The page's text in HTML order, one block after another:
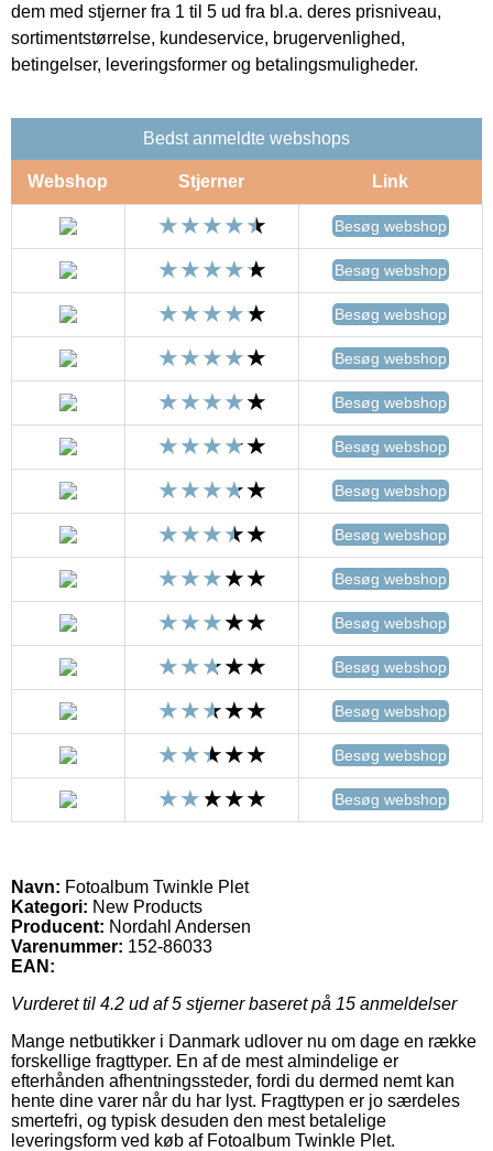
dem med stjerner fra 1 til 5 ud fra bl.a. deres prisniveau,
sortimentstørrelse, kundeservice, brugervenlighed,
betingelser, leveringsformer og betalingsmuligheder.
Bedst anmeldte webshops
Webshop Stjerner Link
Besøg webshop
Besøg webshop
Besøg webshop
Besøg webshop
Besøg webshop
Besøg webshop
Besøg webshop
Besøg webshop
Besøg webshop
Besøg webshop
Besøg webshop
Besøg webshop
Besøg webshop
Besøg webshop
Navn: Fotoalbum Twinkle Plet
Kategori: New Products
Producent: Nordahl Andersen
Varenummer: 152-86033
EAN:
Vurderet til 4.2 ud af 5 stjerner baseret på 15 anmeldelser
Mange netbutikker i Danmark udlover nu om dage en række
forskellige fragttyper. En af de mest almindelige er
efterhånden afhentningssteder, fordi du dermed nemt kan
hente dine varer når du har lyst. Fragttypen er jo særdeles
smertefri, og typisk desuden den mest betalelige
leveringsform ved køb af Fotoalbum Twinkle Plet.